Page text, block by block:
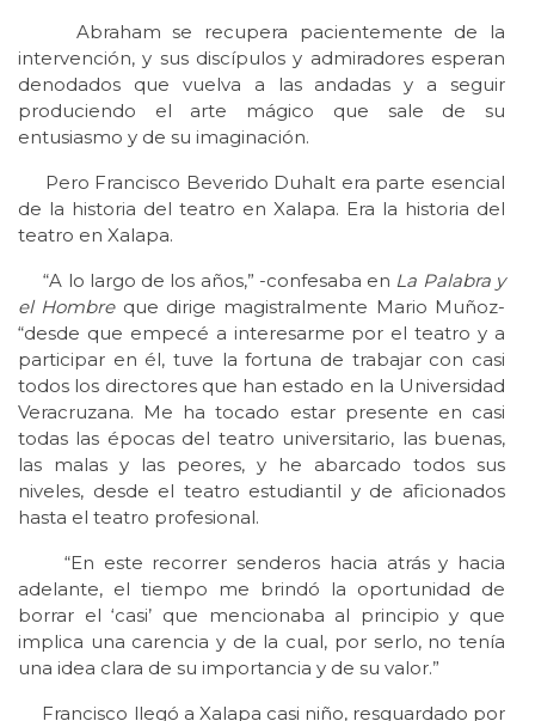
Abraham se recupera pacientemente de la
intervención, y sus discípulos y admiradores esperan
denodados que vuelva a las andadas y a seguir
produciendo el arte mágico que sale de su
entusiasmo y de su imaginación.
Pero Francisco Beverido Duhalt era parte esencial
de la historia del teatro en Xalapa. Era la historia del
teatro en Xalapa.
“A lo largo de los años,” -confesaba en La Palabra y
el Hombreque dirige magistralmente Mario Muñoz-
“desde que empecé a interesarme por el teatro y a
participar en él, tuve la fortuna de trabajar con casi
todos los directores que han estado en la Universidad
Veracruzana. Me ha tocado estar presente en casi
todas las épocas del teatro universitario, las buenas,
las malas y las peores, y he abarcado todos sus
niveles, desde el teatro estudiantil y de aficionados
hasta el teatro profesional.
“En este recorrer senderos hacia atrás y hacia
adelante, el tiempo me brindó la oportunidad de
borrar el ‘casi’ que mencionaba al principio y que
implica una carencia y de la cual, por serlo, no tenía
una idea clara de su importancia y de su valor.”
Francisco llegó a Xalapa casi niño, resguardado por